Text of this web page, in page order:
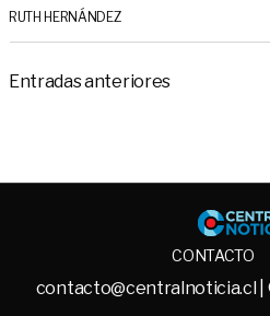
RUTH HERNÁNDEZ
Navegación
Entradas anteriores
CONTACTO
contacto@centralnoticia.cl